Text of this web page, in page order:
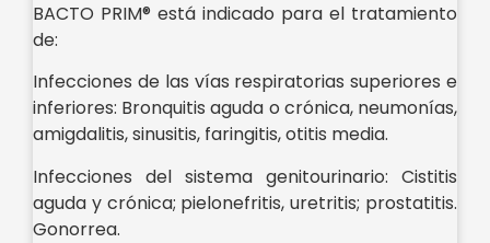
BACTO PRIM® está indicado para el tratamiento
de:
Infecciones de las vías respiratorias superiores e
inferiores: Bronquitis aguda o crónica, neumonías,
amigdalitis, sinusitis, faringitis, otitis media.
Infecciones del sistema genitourinario: Cistitis
aguda y crónica; pielonefritis, uretritis; prostatitis.
Gonorrea.